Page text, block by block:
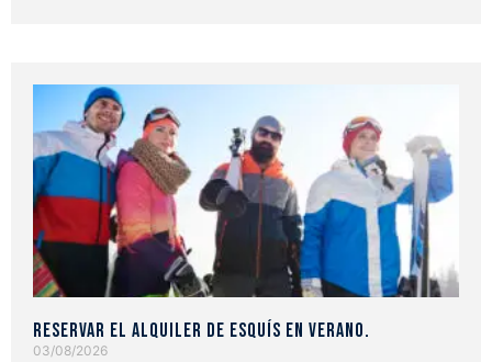
Reservar el alquiler de esquís en verano.
03/08/2026